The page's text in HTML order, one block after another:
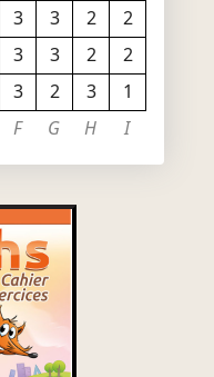
3 3 2
2
3 3 2
2
3 2 3
1
F G H I